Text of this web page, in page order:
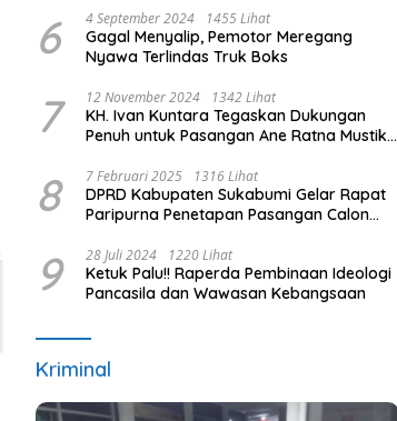
6 4 September 2024 1455 Lihat
Gagal Menyalip, Pemotor Meregang
Nyawa Terlindas Truk Boks
7 12 November 2024 1342 Lihat
KH. Ivan Kuntara Tegaskan Dukungan
Penuh untuk Pasangan Ane Ratna Mustika
Purwakarta 2024
8 7 Februari 2025 1316 Lihat
DPRD Kabupaten Sukabumi Gelar Rapat
Paripurna Penetapan Pasangan Calon
Pejabat Eksekutif
9 28 Juli 2024 1220 Lihat
Ketuk Palu!! Raperda Pembinaan Ideologi
Pancasila dan Wawasan Kebangsaan
Kriminal